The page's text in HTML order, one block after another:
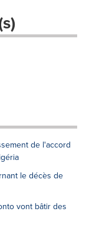
de l'accord
le décès de
vont bâtir des